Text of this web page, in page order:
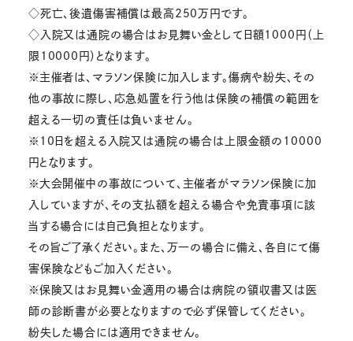
◇死亡、後遺傷害補償は最高250万円です。
◇入院又は通院の場合はお見舞い金として日額1000円（上
限10000円）となります。
※主催者は、マラソン保険に加入します。傷病や紛失、その
他の事故に際し、応急処置を行う他は保険の補償の範囲を
超える一切の責任は負いません。
※10日を超える入院又は通院の場合は上限金額の10000
円となります。
※大会開催中の事故について、主催者がマラソン保険に加
入していますが、その支払額を超える場合や免責事項に該
当する場合には自己負担となります。
その旨ご了承ください。また、万一の場合に備え、各自にて傷
害保険などもご加入ください。
※保険又はお見舞い金適用の場合は病院の領収書又は医
師の診断書が必要となりますので必ず保管してください。
紛失した場合には適用できません。